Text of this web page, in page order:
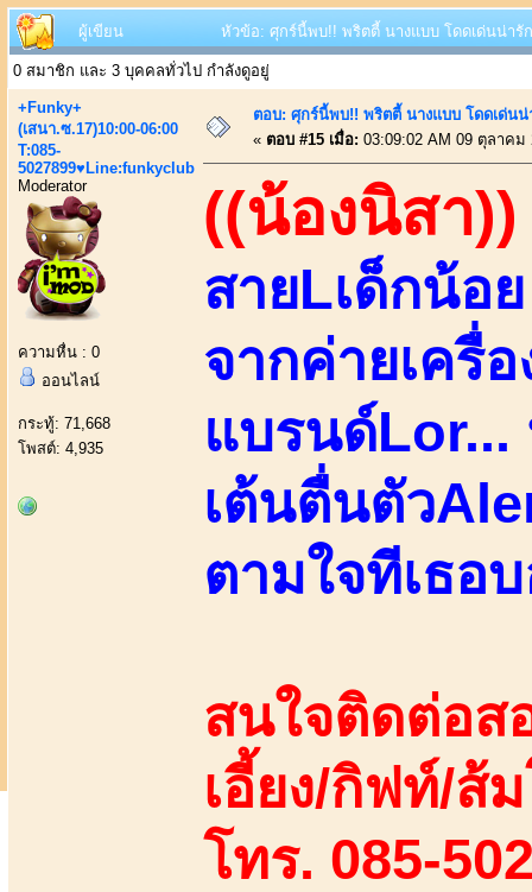
ผู้เขียน หัวข้อ: ศุกร์นี้พบ!! พริตตี้ นางแบบ โดดเด่นน่ารั
0 สมาชิก และ 3 บุคคลทั่วไป กำลังดูอยู่
+Funky+
(เสนา.ซ.17)10:00-06:00
T:085-
5027899♥Line:funkyclub
Moderator
ความหื่น : 0
ออนไลน์
กระทู้: 71,668
โพสต์: 4,935
ตอบ: ศุกร์นี้พบ!! พริตตี้ นางแบบ โดดเด่นน่
« ตอบ #15 เมื่อ: 03:09:02 AM 09 ตุลาคม
((น้องนิสา))
สายLเด็กน้อ
จากค่ายเครื่อ
แบรนด์
เต้นตื่นตัว
ตามใจทีเธอ
สนใจติดต่อส
เอี้ยง/กิฟท์/ส้
โทร. 085-